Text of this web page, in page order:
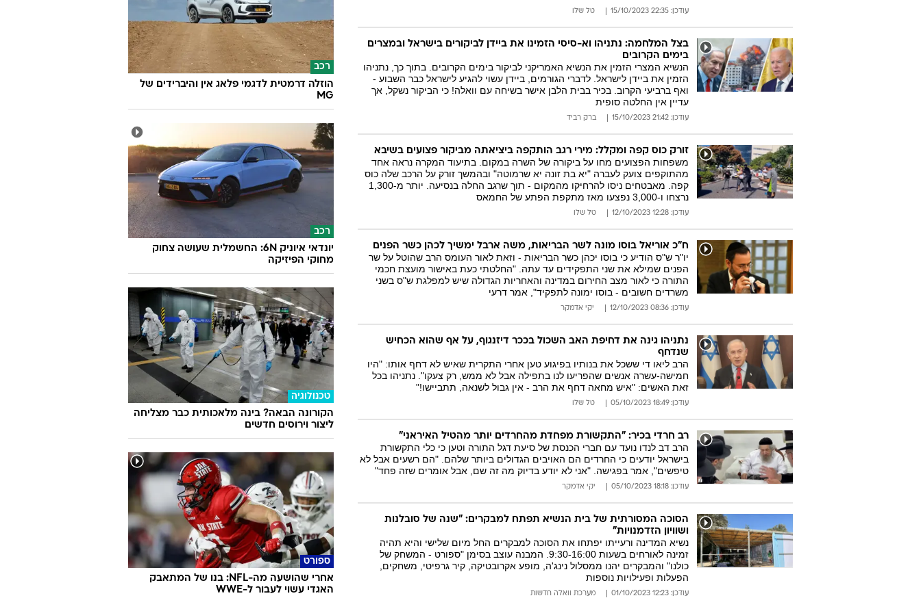
עודכן: 22:35 15/10/2023 טל שלו
בצל המלחמה: נתניהו וא-סיסי הזמינו את ביידן לביקורים בישראל ובמצרים
בימים הקרובים
הנשיא המצרי הזמין את הנשיא האמריקני לביקור בימים הקרובים. בתוך כך, נתניהו
הזמין את ביידן לישראל. לדברי הגורמים, ביידן עשוי להגיע לישראל כבר השבוע -
ואף ברביעי הקרוב. בכיר בבית הלבן אישר בשיחה עם וואלה! כי הביקור נשקל, אך
עדיין אין החלטה סופית
עודכן: 21:42 15/10/2023 ברק רביד
זורק כוס קפה ומקלל: מירי רגב הותקפה ביציאתה מביקור פצועים בשיבא
משפחות הפצועים מחו על ביקורה של השרה במקום. בתיעוד המקרה נראה אחד
מהתוקפים צועק לעברה "יא בת זונה יא שרמוטה" ובהמשך זורק על הרכב שלה כוס
קפה. מאבטחים ניסו להרחיקו מהמקום - תוך שרגב החלה בנסיעה. יותר מ-1,300
נרצחו ו-3,000 נפצעו מאז מתקפת הפתע של החמאס
עודכן: 12:28 12/10/2023 טל שלו
ח"כ אוריאל בוסו מונה לשר הבריאות, משה ארבל ימשיך לכהן כשר הפנים
יו"ר ש"ס הודיע כי בוסו יכהן כשר הבריאות - וזאת לאור העומס הרב שהוטל על שר
הפנים שמילא את שני התפקידים עד עתה. "החלטתי כעת באישור מועצת חכמי
התורה כי לאור מצב החירום במדינה והאחריות הגדולה שיש למפלגת ש"ס בשני
משרדים חשובים - בוסו ימונה לתפקיד", אמר דרעי
עודכן: 08:36 12/10/2023 יקי אדמקר
נתניהו גינה את דחיפת האב השכול בככר דיזנגוף, על אף שהוא הכחיש
שנדחף
הרב ליאו די ששכל את בנותיו בפיגוע טען אחרי התקרית שאיש לא דחף אותו: "היו
חמישה-עשרה אנשים שהפריעו לנו בתפילה אבל לא ממש, רק צעקו". נתניהו בכל
זאת האשים: "איש מחאה דחף את הרב - אין גבול לשנאה, תתביישו!"
עודכן: 18:49 05/10/2023 טל שלו
רב חרדי בכיר: "התקשורת מפחדת מהחרדים יותר מהטיל האיראני"
הרב דב לנדו נועד עם חברי הכנסת של סיעת דגל התורה וטען כי כלי התקשורת
בישראל יודעים כי החרדים הם האויבים הגדולים ביותר שלהם. "הם רשעים אבל לא
טיפשים", אמר בפגישה. "אני לא יודע בדיוק מה זה שם, אבל אומרים שזה פחד"
עודכן: 18:18 05/10/2023 יקי אדמקר
הסוכה המסורתית של בית הנשיא תפתח למבקרים: "שנה של סובלנות
ושוויון הזדמנויות"
נשיא המדינה ורעייתו יפתחו את הסוכה למבקרים החל מיום שלישי והיא תהיה
זמינה לאורחים בשעות 9:30-16:00. המבנה עוצב בסימן "ספורט - המשחק של
כולנו" והמבקרים יהנו ממסלול נינג'ה, מופע אקרובטיקה, קיר גרפיטי, משחקים,
הפעלות ופעילויות נוספות
עודכן: 12:23 01/10/2023 מערכת וואלה חדשות
רכב
הוזלה דרמטית לדגמי פלאג אין והיברידים של
MG
רכב
יונדאי איוניק 6N: החשמלית שעושה צחוק
מחוקי הפיזיקה
טכנולוגיה
הקורונה הבאה? בינה מלאכותית כבר מצליחה
ליצור וירוסים חדשים
ספורט
אחרי שהושעה מה-NFL: בנו של המתאבק
האגדי עשוי לעבור ל-WWE